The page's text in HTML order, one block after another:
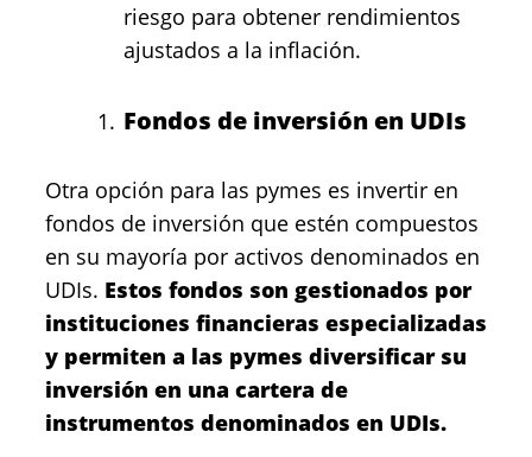
riesgo para obtener rendimientos
ajustados a la inflación.
Fondos de inversión en UDIs
Otra opción para las pymes es invertir en
fondos de inversión que estén compuestos
en su mayoría por activos denominados en
UDIs. Estos fondos son gestionados por
instituciones financieras especializadas
y permiten a las pymes diversificar su
inversión en una cartera de
instrumentos denominados en UDIs.